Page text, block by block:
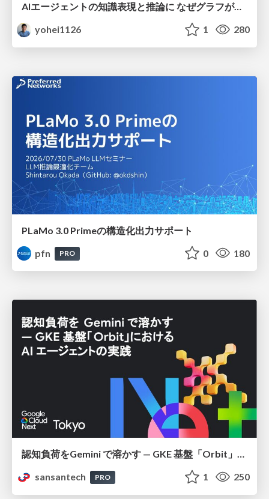
AIエージェントの知識表現と推論に なぜグラフが使われるのか - 記号的AIの復権とニューラルAIとの統合
yohei1126
1 280
PLaMo 3.0 Primeの構造化出力サポート
pfn
PRO 0 180
認知負荷をGemini で溶かす — GKE 基盤「Orbit」における AI エージェントの実践
sansantech
PRO 1 250